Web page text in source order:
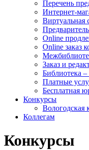
Перечень
Интернет-
Виртуальная
Online
Online заказ
Заказ и
Библиотека –
Платные
Бесплатная
Конкурсы
Вологодская
Коллегам
Конкурсы